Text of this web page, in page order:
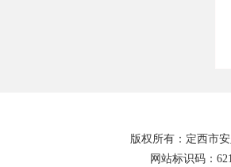
版权所有：定西市
网站标识码：